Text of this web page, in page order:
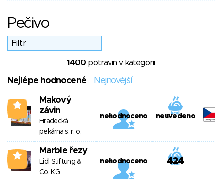
Pečivo
1400 potravin v kategorii
Nejlépe hodnocené Nejnovější
2
Makový
závin
Hradecká
pekárna s. r. o.
nehodnoceno neuvedeno
2 Marble řezy
Lidl Stiftung &
Co. KG
nehodnoceno 424